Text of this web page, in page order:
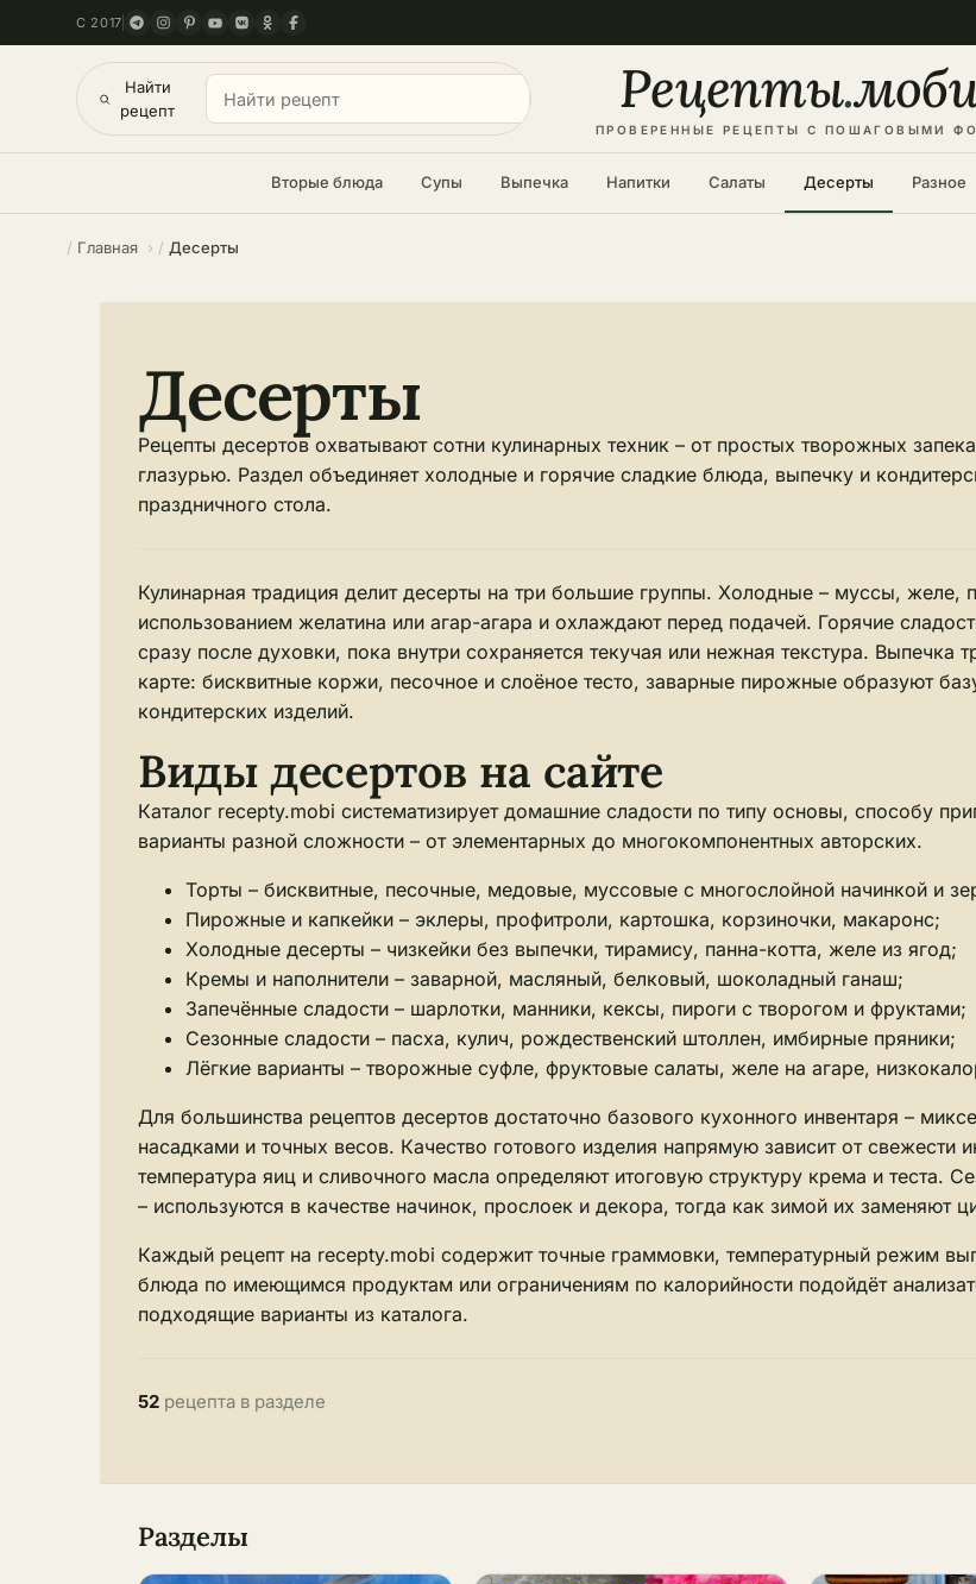
С 2017
Найти
рецепт
Рецепты.
ПРОВЕРЕННЫЕ РЕЦЕПТЫ С ПОШАГОВЫМИ
Вторые блюда Супы Выпечка Напитки Салаты Десерты Разное
Главная Десерты
Десерты
Рецепты десертов охватывают сотни кулинарных техник – от простых творожных
глазурью. Раздел объединяет холодные и горячие сладкие блюда, выпечку и
праздничного стола.
Кулинарная традиция делит десерты на три большие группы. Холодные – муссы, желе,
использованием желатина или агар-агара и охлаждают перед подачей. Горячие
сразу после духовки, пока внутри сохраняется текучая или нежная текстура. Выпечка
карте: бисквитные коржи, песочное и слоёное тесто, заварные пирожные образуют
кондитерских изделий.
Виды десертов на сайте
Каталог recepty.mobi систематизирует домашние сладости по типу основы, способу
варианты разной сложности – от элементарных до многокомпонентных авторских.
Торты – бисквитные, песочные, медовые, муссовые с многослойной начинкой и
Пирожные и капкейки – эклеры, профитроли, картошка, корзиночки, макаронс;
Холодные десерты – чизкейки без выпечки, тирамису, панна-котта, желе из ягод;
Кремы и наполнители – заварной, масляный, белковый, шоколадный ганаш;
Запечённые сладости – шарлотки, манники, кексы, пироги с творогом и фруктами;
Сезонные сладости – пасха, кулич, рождественский штоллен, имбирные пряники;
Лёгкие варианты – творожные суфле, фруктовые салаты, желе на агаре,
Для большинства рецептов десертов достаточно базового кухонного инвентаря –
насадками и точных весов. Качество готового изделия напрямую зависит от свежести
температура яиц и сливочного масла определяют итоговую структуру крема и теста.
– используются в качестве начинок, прослоек и декора, тогда как зимой их заменяют
Каждый рецепт на recepty.mobi содержит точные граммовки, температурный режим
блюда по имеющимся продуктам или ограничениям по калорийности подойдёт
подходящие варианты из каталога.
52 рецепта в разделе
Разделы